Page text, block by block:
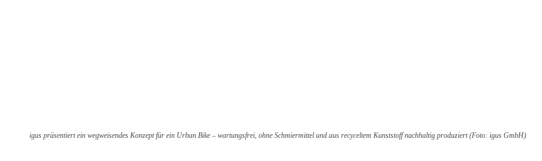
igus präsentiert ein wegweisendes Konzept für ein Urban Bike – wartungsfrei, ohne Schmiermittel und aus recyceltem Kunststoff nachhaltig produziert (Foto: igus GmbH)